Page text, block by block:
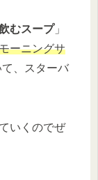
むスープ」
ーニングサ
て、スターバ
いくのでぜ